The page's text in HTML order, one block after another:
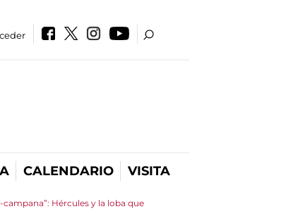
CALENDARIO VISITA
Hércules y la loba que